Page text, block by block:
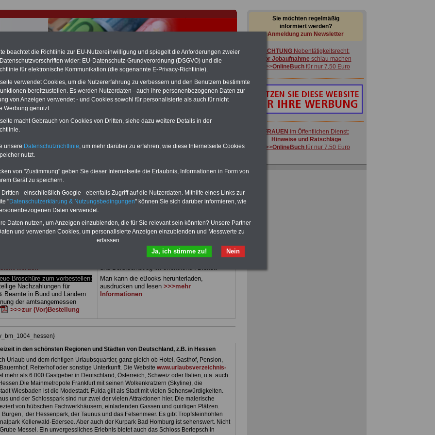
für Beamte & Ruhestandsbeamte (zu geringe Alimentation)
hat die Landesbesoldung von Berlin für die Jahre 2008 bis
erklärt (Berlin muss bisMärz 2027 eine Neuregelung der
die zun hohen Nachzahlungen führen wird). Auch beim Bund
wird es hohe Nachzahlungen geben (Medienberichten
alle (!) Beamte zwischen mind. 3.000 und 13.000 Euro
,rechnen. Der INFO-
hierzu eine Broschüre heraus, die unmittelbar nach dem Beschluss des
der Bundesregierung vorgelegt wird (wahrscheinlich im Quartal.2026
Beamte und den öffentlichen Dienst in Hessen: Weitere
in öffentlichen Sektor
mit drei Ratgebern für nur
für Beamtinnen
versorgungsrecht
sowie Beihilferecht in Bund und
drei Ratgeber sind übersichtlich
werden
Broschüre zum vorbestellen:
Nachzahlungen für
Beamte in Bund und Ländern
der amtsangemessen
>>>zur (Vor)Bestellung
PDF-SERVICE: 10 Bücher bzw. eBooks zu
wichtigen Themen für Beamte und dem Öff.
können Sie zehn Bücher als eBook
herunterladen, auch für Beschäftigte des
Landes Hessen
geeignet: die Bücher
behandeln Beamtenrecht, Besoldung, Beihilfe,
Beamtenversorgung, Rund ums Geld,
und Berufseinstieg im öffentlichen Dienst.
Man kann die eBooks herunterladen,
ausdrucken und lesen >>>mehr
Informationen
in den schönsten Regionen und Städten von Deutschland, z.B. in Hessen
Urlaub und dem richtigen Urlaubsquartier, ganz gleich ob Hotel, Gasthof, Pension,
Reiterhof oder sonstige Unterkunft. Die Website www.urlaubsverzeichnis-
mehr als 6.000 Gastgeber in Deutschland, Österreich, Schweiz oder Italien, u.a. auch
Mainmetropole Frankfurt mit seinen Wolkenkratzern (Skyline), die
Wiesbaden ist die Modestadt. Fulda gilt als Stadt mit vielen Sehenswürdigkeiten.
und der Schlosspark sind nur zwei der vielen Attraktionen hier. Die malerische
von hübschen Fachwerkhäusern, einladenden Gassen und quirligen Plätzen.
der Hessenpark, der Taunus und das Felsenmeer. Es gibt Tropfsteinhöhlen
Kellerwald-Edersee. Aber auch der Kurpark Bad Homburg ist sehenswert. Nicht
Messel. Ein unvergessliches Erlebnis bietet auch das Schloss Berlepsch in
Sie möchten regelmäßig
informiert werden?
Anmeldung zum Newsletter
ACHTUNG Nebentätigkeitsrecht:
vor Jobaufnahmeschlau machen
>>>OnlineBuch für nur 7,50 Euro
FRAUEN im Öffentlichen Dienst:
Hinweise und Ratschläge
>>>OnlineBuch für nur 7,50 Euro
beachtet die Richtlinie zur EU-Nutzereinwilligung und spiegelt die Anforderungen zweier
wider: EU-Datenschutz-Grundverordnung (DSGVO) und die
für elektronische Kommunikation (die sogenannte E-Privacy-Richtlinie).
verwendet Cookies, um die Nutzererfahrung zu verbessern und den Benutzern bestimmte
bereitzustellen. Es werden Nutzerdaten - auch ihre personenbezogenen Daten zur
von Anzeigen verwendet - und Cookies sowohl für personalisierte als auch für nicht
Werbung genutzt.
macht Gebrauch von Cookies von Dritten, siehe dazu weitere Details in der
unsere Datenschutzrichtlinie, um mehr darüber zu erfahren, wie diese Internetseite Cookies
nutzt.
von "Zustimmung" geben Sie dieser Internetseite die Erlaubnis, Informationen in Form von
Gerät zu speichern.
- einschließlich Google - ebenfalls Zugriff auf die Nutzerdaten. Mithilfe eines Links zur
"Datenschutzerklärung & Nutzungsbedingungen" können Sie sich darüber informieren, wie
Daten verwendet.
Daten nutzen, um Anzeigen einzublenden, die für Sie relevant sein könnten? Unsere Partner
und verwenden Cookies, um personalisierte Anzeigen einzublenden und Messwerte zu
erfassen.
Nein
Ja, ich stimme zu!